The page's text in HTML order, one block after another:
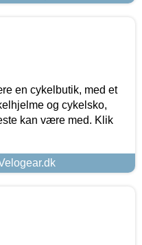
en cykelbutik, med et
og cykelsko,
kan være med. Klik